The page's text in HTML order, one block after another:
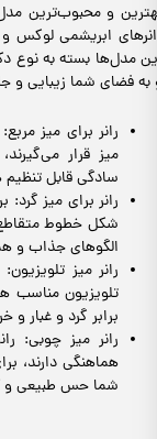
و محبوب‌ترین
ابریشمی لوکس
مدل‌ها بسته به نوع
به فضای شما زیبایی و
رانر برای میز
میز قرار
سادگی قابل
رانر برای میز
شکل خطوط متقاطع
الگوهای جذاب و
رانر میز
تلویزیون مناسب
برابر گرد و غبار
رانر میز چوبی:
هماهنگی دارند،
شما حس طبیعی و